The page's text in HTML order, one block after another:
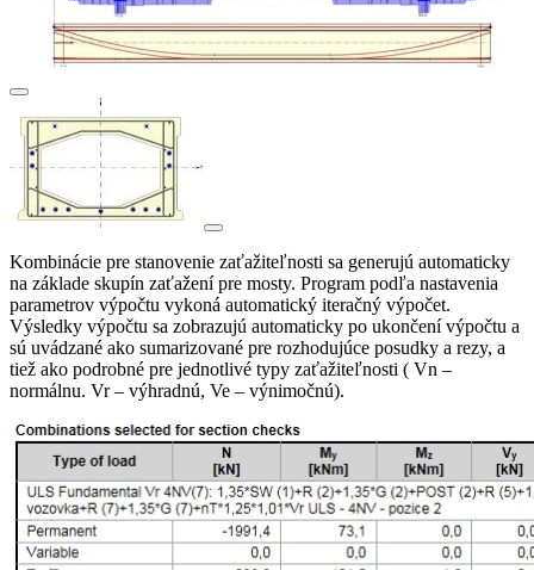
Kombinácie pre stanovenie zaťažiteľnosti sa generujú automaticky
na základe skupín zaťažení pre mosty. Program podľa nastavenia
parametrov výpočtu vykoná automatický iteračný výpočet.
Výsledky výpočtu sa zobrazujú automaticky po ukončení výpočtu a
sú uvádzané ako sumarizované pre rozhodujúce posudky a rezy, a
tiež ako podrobné pre jednotlivé typy zaťažiteľnosti ( Vn –
normálnu. Vr – výhradnú, Ve – výnimočnú).